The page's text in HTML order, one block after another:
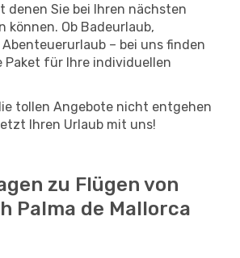
denen Sie bei Ihren nächsten
können. Ob Badeurlaub,
Abenteuerurlaub – bei uns finden
Paket für Ihre individuellen
tollen Angebote nicht entgehen
Ihren Urlaub mit uns!
zu Flügen von
Palma de Mallorca